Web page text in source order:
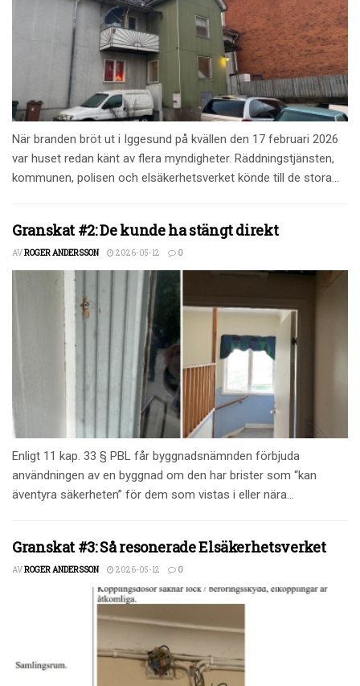
När branden bröt ut i Iggesund på kvällen den 17 februari 2026
var huset redan känt av flera myndigheter. Räddningstjänsten,
kommunen, polisen och elsäkerhetsverket könde till de stora...
Granskat #2: De kunde ha stängt direkt
AVROGER ANDERSSON 2026-05-12 0
Enligt 11 kap. 33 § PBL får byggnadsnämnden förbjuda
användningen av en byggnad om den har brister som “kan
äventyra säkerheten” för dem som vistas i eller nära...
Granskat #3: Så resonerade Elsäkerhetsverket
AVROGER ANDERSSON 2026-05-12 0